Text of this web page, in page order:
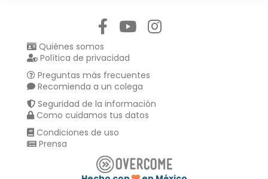
Quiénes somos
Política de privacidad
Preguntas más frecuentes
Recomienda a un colega
Seguridad de la información
Como cuidamos tus datos
Condiciones de uso
Prensa